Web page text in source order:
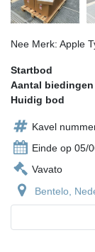
Nee Merk: Apple
Startbod
Aantal biedingen
Huidig bod
Kavel
Einde op 05/
Vavato
Bentelo,